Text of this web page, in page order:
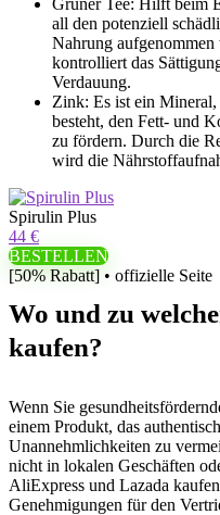
Grüner Tee: Hilft beim
all den potenziell
Nahrung
kontrolliert das
Verdauung.
Zink: Es ist ein Mineral,
besteht, den Fett- und
zu fördern. Durch die
wird die
Spirulin Plus
44 €
BESTELLEN
[50% Rabatt] • offizielle Seite
Wo und zu
kaufen?
Wenn Sie
einem Produkt, das
Unannehmlichkeiten zu
nicht in lokalen Geschäften
AliExpress und Lazada
Genehmigungen für den